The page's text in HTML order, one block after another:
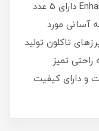
ست براش چشم ریل تکنیک مدل Enhanced دارای 5 عدد
آسانی مورد
تاکلون تولید
تمیز
و دارای کیفیت